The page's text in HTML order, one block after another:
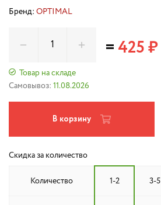
Бренд: OPTIMAL
Товар на складе
Самовывоз: 11.08.2026
=425 ₽
В корзину
Скидка за количество
Количество 1-2 3-5